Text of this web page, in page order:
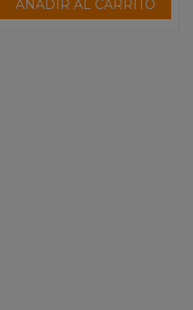
AÑADIR AL CARRITO